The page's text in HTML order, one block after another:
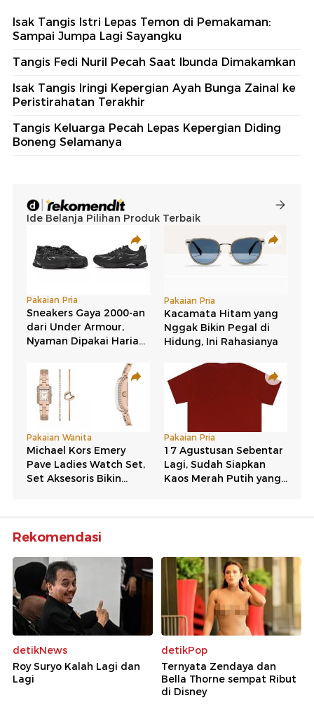
Isak Tangis Istri Lepas Temon di Pemakaman:
Sampai Jumpa Lagi Sayangku
Tangis Fedi Nuril Pecah Saat Ibunda Dimakamkan
Isak Tangis Iringi Kepergian Ayah Bunga Zainal ke
Peristirahatan Terakhir
Tangis Keluarga Pecah Lepas Kepergian Diding
Boneng Selamanya
Rekomendasi
detikNews
Roy Suryo Kalah Lagi dan
Lagi
detikPop
Ternyata Zendaya dan
Bella Thorne sempat Ribut
di Disney